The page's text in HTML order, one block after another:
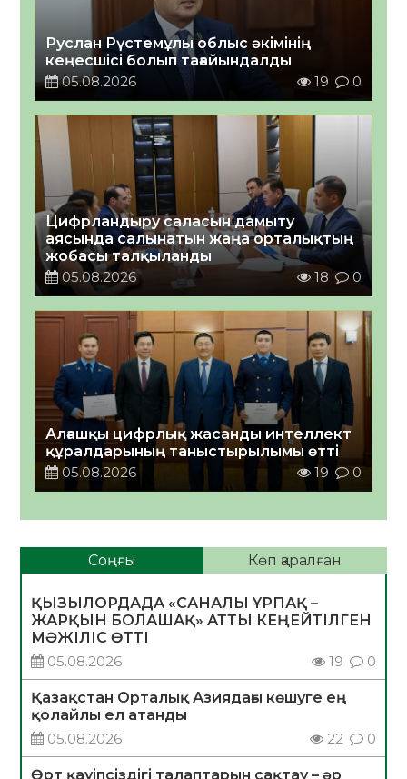
Руслан Рүстемұлы облыс әкімінің
кеңесшісі болып тағайындалды
05.08.2026
19 0
Цифрландыру саласын дамыту
аясында салынатын жаңа орталықтың
жобасы талқыланды
05.08.2026
18 0
Алғашқы цифрлық жасанды интеллект
құралдарының таныстырылымы өтті
05.08.2026
19 0
Соңғы Көп қаралған
ҚЫЗЫЛОРДАДА «САНАЛЫ ҰРПАҚ –
ЖАРҚЫН БОЛАШАҚ» АТТЫ КЕҢЕЙТІЛГЕН
МӘЖІЛІС ӨТТІ
05.08.2026
19 0
Қазақстан Орталық Азиядағы көшуге ең
қолайлы ел атанды
05.08.2026
22 0
Өрт қауіпсіздігі талаптарын сақтау – әр